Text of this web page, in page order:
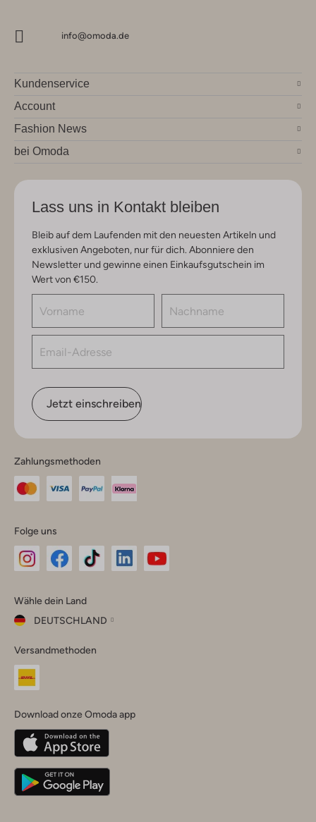
info@omoda.de
Kundenservice
Account
Fashion News
bei Omoda
Lass uns in Kontakt bleiben
Bleib auf dem Laufenden mit den neuesten Artikeln und
exklusiven Angeboten, nur für dich. Abonniere den
Newsletter und gewinne einen Einkaufsgutschein im
Wert von €150.
Jetzt einschreiben
Zahlungsmethoden
Folge uns
Instagram
Facebook
TikTok
Wähle dein Land
DEUTSCHLAND
dein
Land
Belgique(Français)
Deutschland
Versandmethoden
Download onze Omoda app